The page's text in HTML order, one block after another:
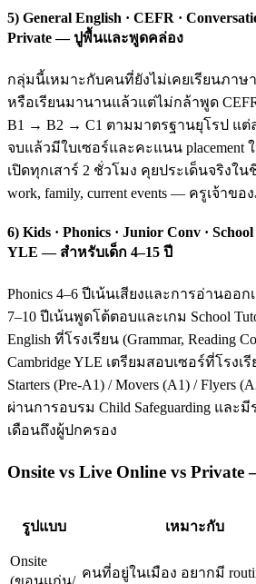
5) General English · CEFR ·
Private — ปูพื้นและพูดคล่อง
กลุ่มนี้เหมาะกับคนที่ยังไม่เคยเรียนภาษ
หรือเรียนมานานแล้วแต่ไม่กล้าพูด
B1 → B2 → C1 ตามมาตรฐานยุโรป แต่
จบแล้วมีใบเซอร์และคะแนน placement ใ
เปิดทุกเสาร์ 2 ชั่วโมง คุยประเด็นจริงใ
work, family, current events — ครูเจ้า
6) Kids · Phonics · Junior Conv ·
YLE — สำหรับเด็ก 4–15 ปี
Phonics 4–6 ปีเน้นเสียงและการอ่านออกเ
7–10 ปีเน้นพูดโต้ตอบและเกม School
English ที่โรงเรียน (Grammar, Reading
Cambridge YLE เตรียมสอบเซอร์ที่โรง
Starters (Pre-A1) / Movers (A1) / Flyers
ผ่านการอบรม Child Safeguarding และ
เดือนถึงผู้ปกครอง
Onsite vs Live Online vs
รูปแบบ เหมาะกับ
Onsite
คนที่อยู่ในเมือง อยากมี